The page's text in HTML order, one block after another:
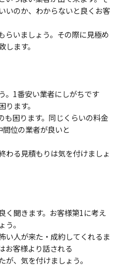
いのか、わからないと良くお客
らいましょう。その際に見極め
ます。
1番安い業者にしがちです
ます。
困ります。同じくらいの料金
位の業者が良いと
る見積もりは気を付けましょ
聞きます。お客様第1に考え
。
人が来た・成約してくれるま
お客様より話される
、気を付けましょう。